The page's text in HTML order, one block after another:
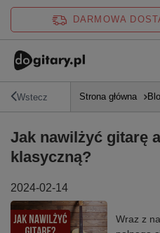
DARMOWA
Wstecz Strona główna
Jak nawilżyć gitarę
klasyczną?
2024-02-14
Wraz z